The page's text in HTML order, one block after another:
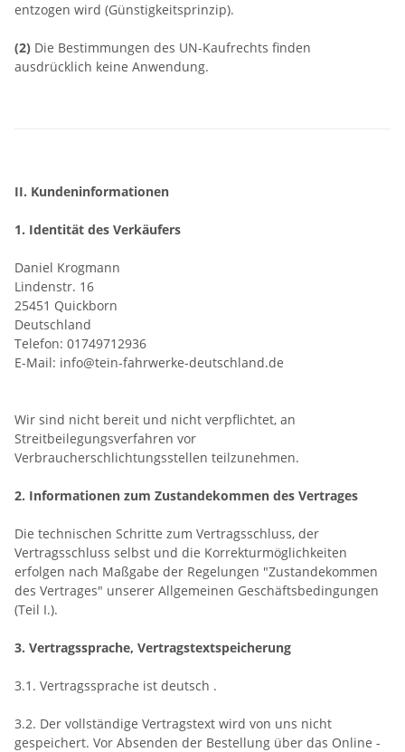
entzogen wird (Günstigkeitsprinzip).
(2) Die Bestimmungen des UN-Kaufrechts finden
ausdrücklich keine Anwendung.
II. Kundeninformationen
1. Identität des Verkäufers
Daniel Krogmann
Lindenstr. 16
25451 Quickborn
Deutschland
Telefon: 01749712936
E-Mail: info@tein-fahrwerke-deutschland.de
Wir sind nicht bereit und nicht verpflichtet, an
Streitbeilegungsverfahren vor
Verbraucherschlichtungsstellen teilzunehmen.
2. Informationen zum Zustandekommen des Vertrages
Die technischen Schritte zum Vertragsschluss, der
Vertragsschluss selbst und die Korrekturmöglichkeiten
erfolgen nach Maßgabe der Regelungen "Zustandekommen
des Vertrages" unserer Allgemeinen Geschäftsbedingungen
(Teil I.).
3. Vertragssprache, Vertragstextspeicherung
3.1. Vertragssprache ist deutsch .
3.2. Der vollständige Vertragstext wird von uns nicht
gespeichert. Vor Absenden der Bestellung über das Online -